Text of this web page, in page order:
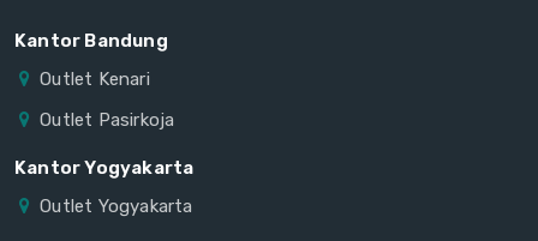
Kantor Bandung
Outlet Kenari
Outlet Pasirkoja
Kantor Yogyakarta
Outlet Yogyakarta